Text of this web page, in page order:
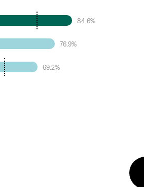
84.6%
76.9%
69.2%